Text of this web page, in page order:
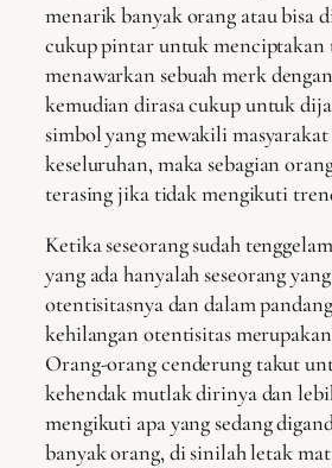
menarik banyak orang atau bisa
cukup pintar untuk menciptakan
menawarkan sebuah merk
kemudian dirasa cukup untuk
simbol yang mewakili masyarakat
keseluruhan, maka sebagian
terasing jika tidak mengikuti
Ketika seseorang sudah
yang ada hanyalah seseorang
otentisitasnya dan dalam
kehilangan otentisitas merupakan
Orang-orang cenderung takut
kehendak mutlak dirinya dan
mengikuti apa yang sedang
banyak orang, di sinilah letak